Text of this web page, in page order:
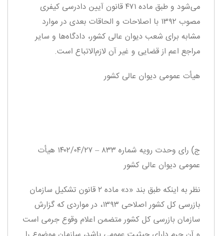
می‌شود و طبق ماده ۴۷۱ قانون آیین دادرسی کیفری
مصوب ۱۳۹۲ با اصلاحات و الحاقات بعدی در موارد
مشابه برای شعب دیوان عالی کشور، دادگاه‌ها و سایر
مراجع اعم از قضایی و غیر آن لازم‌الاتباع است.
هیأت عمومی دیوان عالی کشور
ج) رای وحدت‌ رویه شماره ۸۳۳ – ۱۴۰۲/۰۴/۲۷ هیأت‌
عمومی دیوان ‌عالی ‌کشور
نظر به اینکه طبق بند «د» ماده ۲ قانون تشکیل سازمان
بازرسی کل کشور اصلاحی ۱۳۹۳، در مواردی که گزارش
سازمان بازرسی کل کشور متضمن اعلام وقوع جرمی است